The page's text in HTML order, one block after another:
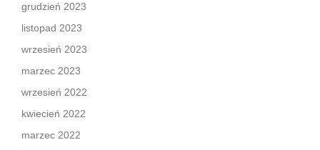
grudzień 2023
listopad 2023
wrzesień 2023
marzec 2023
wrzesień 2022
kwiecień 2022
marzec 2022